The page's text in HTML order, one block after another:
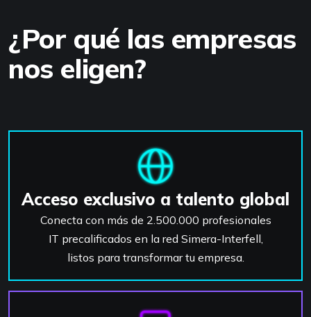
¿Por qué las empresas
nos eligen?
Acceso exclusivo a talento global
Conecta con más de 2.500.000 profesionales
IT precalificados en la red Simera-Interfell,
listos para transformar tu empresa.